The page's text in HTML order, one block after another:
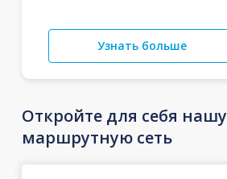
Узнать больше
Откройте для себя нашу
маршрутную сеть